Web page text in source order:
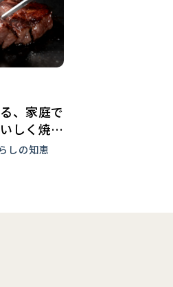
、家庭で
しく焼く
しの知恵